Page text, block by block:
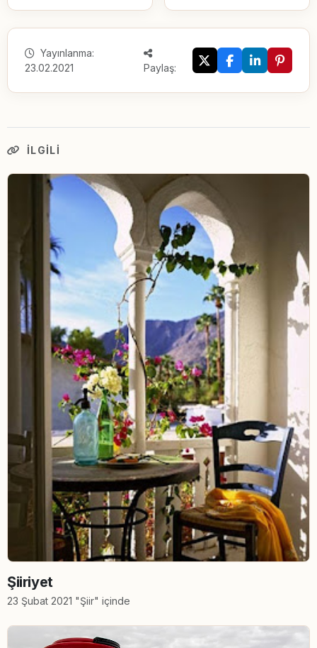
Yayınlanma:
23.02.2021
Paylaş:
İLGILI
Şiiriyet
23 Şubat 2021 "Şiir" içinde